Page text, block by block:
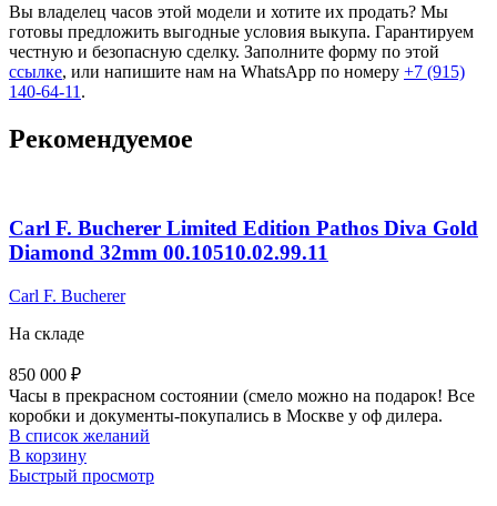
Вы владелец часов этой модели и хотите их продать? Мы
готовы предложить выгодные условия выкупа. Гарантируем
честную и безопасную сделку. Заполните форму по этой
ссылке, или напишите нам на WhatsApp по номеру +7 (915)
140-64-11 .
Рекомендуемое
Carl F. Bucherer Limited Edition Pathos Diva Gold
Diamond 32mm 00.10510.02.99.11
Carl F. Bucherer
На складе
850 000 ₽
Часы в прекрасном состоянии (смело можно на подарок! Все
коробки и документы-покупались в Москве у оф дилера.
В список желаний
В корзину
Быстрый просмотр